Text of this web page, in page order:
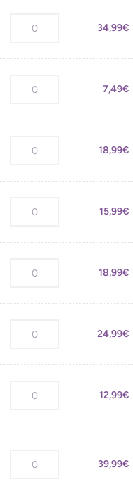
34,99€
7,49€
18,99€
15,99€
18,99€
24,99€
12,99€
39,99€